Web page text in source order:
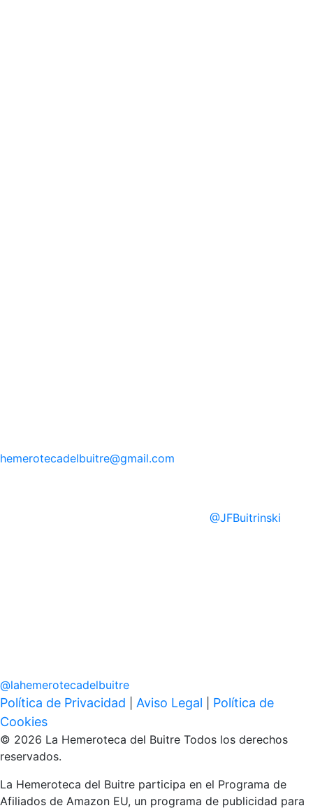
hemerotecadelbuitre@gmail.com
@JFBuitrinski
@lahemerotecadelbuitre
Política de Privacidad Aviso Legal
Política de
Cookies
© 2026 La Hemeroteca del Buitre Todos los derechos
reservados.
La Hemeroteca del Buitre participa en el Programa de
Afiliados de Amazon EU, un programa de publicidad para